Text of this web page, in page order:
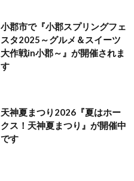
小郡市で『小郡スプリングフェ
スタ2025～グルメ＆スイーツ
大作戦in小郡～』が開催されま
す
天神夏まつり2026『夏はホー
クス！天神夏まつり』が開催中
です